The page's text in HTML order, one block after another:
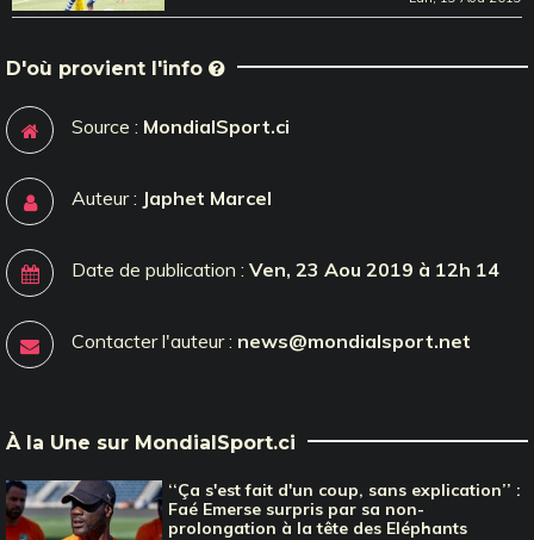
D'où provient l'info
Source : MondialSport.ci
Auteur : Japhet Marcel
Date de publication : Ven, 23 Aou 2019 à 12h 14
Contacter l'auteur : news@mondialsport.net
À la Une sur MondialSport.ci
‘‘Ça s'est fait d'un coup, sans explication’’ :
Faé Emerse surpris par sa non-
prolongation à la tête des Eléphants